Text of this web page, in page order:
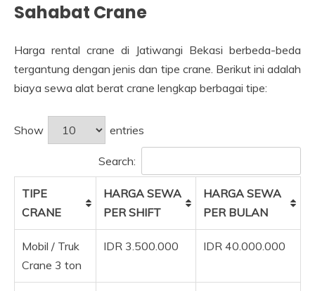
Sahabat Crane
Harga rental crane di Jatiwangi Bekasi berbeda-beda
tergantung dengan jenis dan tipe crane. Berikut ini adalah
biaya sewa alat berat crane lengkap berbagai tipe:
Show entries
Search:
TIPE
CRANE
HARGA SEWA
PER SHIFT
HARGA SEWA
PER BULAN
Mobil / Truk
Crane 3 ton
IDR 3.500.000 IDR 40.000.000